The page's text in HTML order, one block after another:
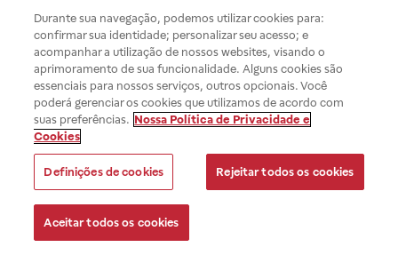
Durante sua navegação, podemos utilizar cookies para:
confirmar sua identidade; personalizar seu acesso; e
acompanhar a utilização de nossos websites, visando o
aprimoramento de sua funcionalidade. Alguns cookies são
essenciais para nossos serviços, outros opcionais. Você
poderá gerenciar os cookies que utilizamos de acordo com
suas preferências. Nossa Política de Privacidade e
Cookies
Definições de cookies Rejeitar todos os cookies
Aceitar todos os cookies